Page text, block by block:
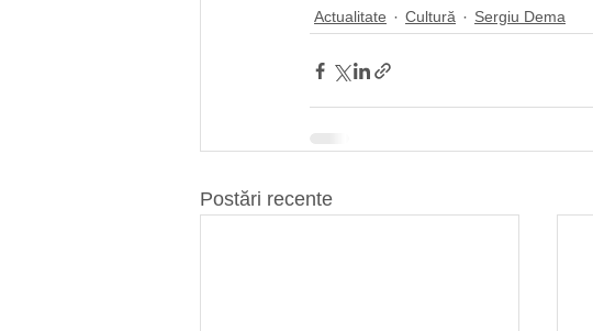
Actualitate Cultură Sergiu Dema
Postări recente